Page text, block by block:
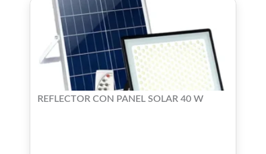
REFLECTOR CON PANEL SOLAR 40 W